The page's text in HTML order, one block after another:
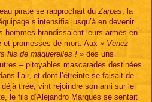
pirate se rapprochait du Zarpas , la
s’intensifia jusqu’à en devenir
hommes brandissaient leurs armes en
promesses de mort. Aux « Venez
fils de maquerelles ! » des uns
– pitoyables mascarades destinées
l’air, et dont l’étreinte se faisait de
tirée, vint rejoindre son ami sur le
le fils d’Alejandro Marqués se sentait